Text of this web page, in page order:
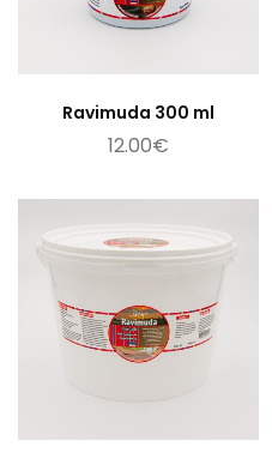
Lisa korvi
Ravimuda 300 ml
12.00€